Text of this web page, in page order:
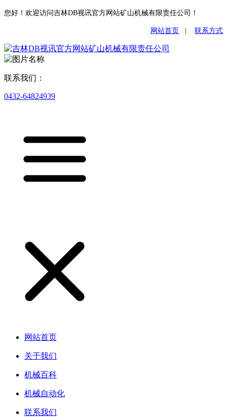
您好！欢迎访问吉林DB视讯官方网站矿山机械有限责任公司！
网站首页 联系方式
联系我们：
0432-64824939
网站首页
关于我们
机械百科
机械自动化
联系我们